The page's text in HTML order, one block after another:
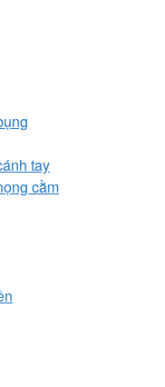
tay
cằm